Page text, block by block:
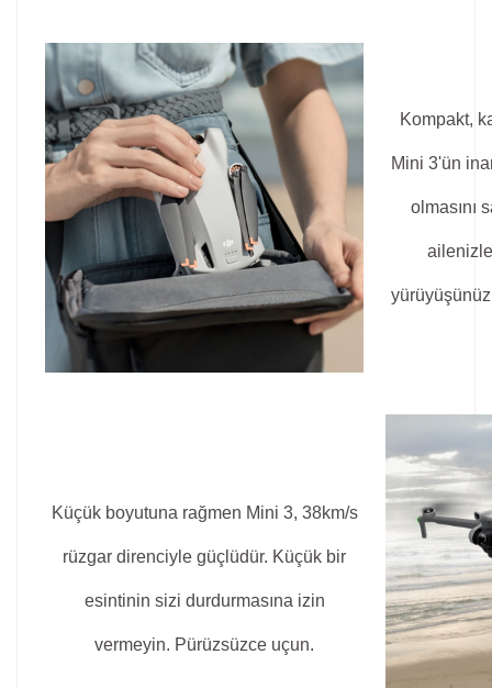
Kompakt,
Mini 3'ün
olmasını
Küçük boyutuna rağmen Mini 3, 38km/s
rüzgar direnciyle güçlüdür. Küçük bir
esintinin sizi durdurmasına izin
vermeyin. Pürüzsüzce uçun.